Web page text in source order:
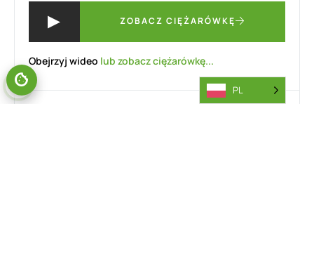
ZOBACZ CIĘŻARÓWKĘ
Obejrzyj wideo lub zobacz ciężarówkę...
PL